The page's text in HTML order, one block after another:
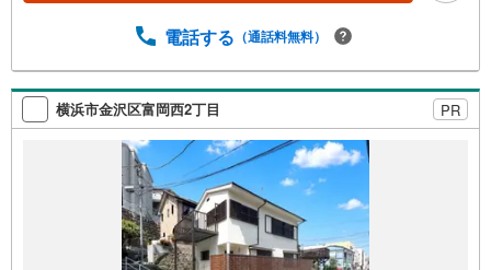
電話する （通話料無料）
横浜市金沢区富岡西2丁目 PR